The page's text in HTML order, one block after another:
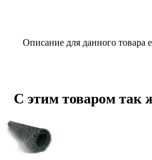
Описание для данного товара
С этим товаром так